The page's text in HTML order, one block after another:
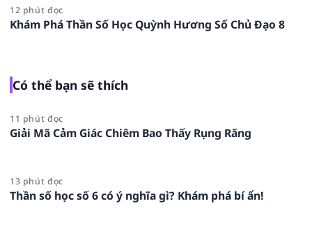
12 phút đọc
Khám Phá Thần Số Học Quỳnh Hương Số Chủ Đạo 8
Có thể bạn sẽ thích
11 phút đọc
Giải Mã Cảm Giác Chiêm Bao Thấy Rụng Răng
13 phút đọc
Thần số học số 6 có ý nghĩa gì? Khám phá bí ẩn!